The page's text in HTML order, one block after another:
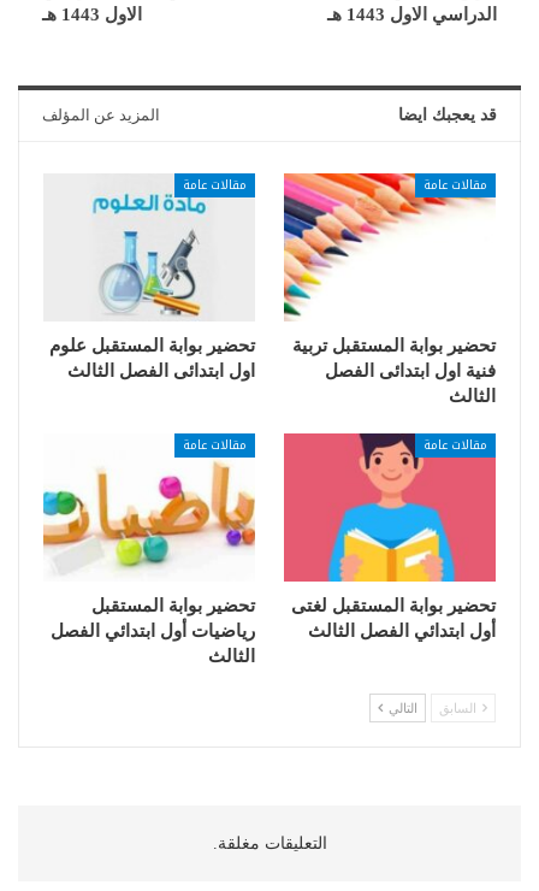
الدراسي الاول 1443 هـ
الاول 1443 هـ
قد يعجبك ايضا المزيد عن المؤلف
مقالات عامة
تحضير بوابة المستقبل تربية
فنية اول ابتدائى الفصل
الثالث
مقالات عامة
تحضير بوابة المستقبل علوم
اول ابتدائى الفصل الثالث
مقالات عامة
تحضير بوابة المستقبل لغتى
أول ابتدائي الفصل الثالث
مقالات عامة
تحضير بوابة المستقبل
رياضيات أول ابتدائي الفصل
الثالث
السابق التالي
التعليقات مغلقة.